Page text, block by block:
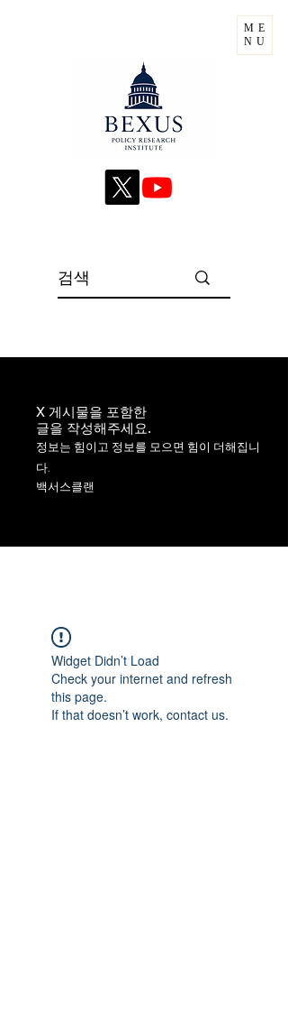
ME
NU
X 게시물을 포함한
​글을 작성해주세요.
정보는 힘이고 정보를 모으면 힘이 더해집니
다.
백서스클랜
Widget Didn’t Load
Check your internet and refresh
this page.
If that doesn’t work, contact us.